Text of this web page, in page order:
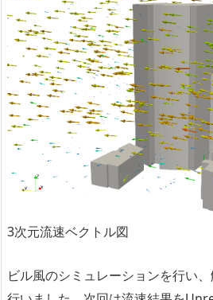
3次元流速ベクトル図
ビル風のシミュレーションを行い